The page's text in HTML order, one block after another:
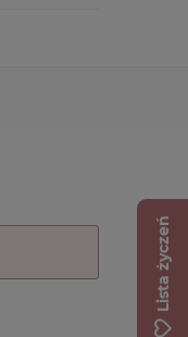
Lista życzeń